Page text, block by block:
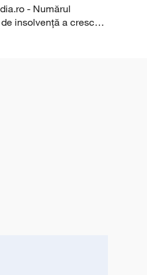
examenul
- Numărul
insolvenţă a crescut